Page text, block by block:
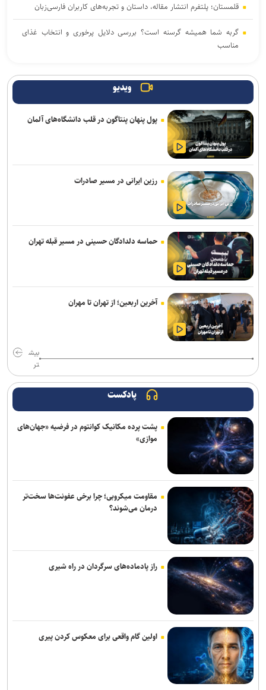
قلمستان؛ پلتفرم انتشار مقاله، داستان و تجربه‌های کاربران فارسی‌زبان
گربه شما همیشه گرسنه است؟ بررسی دلایل پرخوری و انتخاب غذای
مناسب
میز کنسول مدرن جدید؛ راهنمای انتخاب آینه کنسول برای خانه‌های
امروزی
شکار اسکین‌های متیک با خرید یوسی پابجی از اوریکس گیم
تقدیر مجلس خبرگان رهبری از مدیرعامل بانک رفاه کارگران برای پشتیبانی
از اقتصاد و معیشت مردم
رشد ۵۷ درصدی درآمد‌های بانک سینا در چهار ماهه نخست سال ۱۴۰۵
قیمت چسب پانسمان کاغذی؛ راهنمای انتخاب چسب ضد حساسیت
افزایش آگاهی صاحبان حیوانات خانگی؛ چرا پیشگیری از آسیب مفاصل
سگ و گربه بیش از گذشته اهمیت پیدا کرده است؟
مقایسه هیوندای جنسیس با آزرا؛ بررسی کامل تفاوت‌ها و ارزش خرید
کاربرد گروت چیست؟ راهنمای جامع انواع گروت
چرا بسیاری از کسب‌وکار‌های کوچک در سال‌های اول دوام نمی‌آورند؟
ویدیو
پول پنهان پنتاگون در قلب دانشگاه‌های آلمان
رزین ایرانی در مسیر صادرات
حماسه دلدادگان حسینی در مسیر قبله تهران
آخرین اربعین؛ از تهران تا مهران
بیش
تر
پادکست
پشت پرده مکانیک کوانتوم در فرضیه «جهان‌های
موازی»
مقاومت میکروبی؛ چرا برخی عفونت‌ها سخت‌تر
درمان می‌شوند؟
راز پادماده‌های سرگردان در راه شیری
اولین گام واقعی برای معکوس کردن پیری